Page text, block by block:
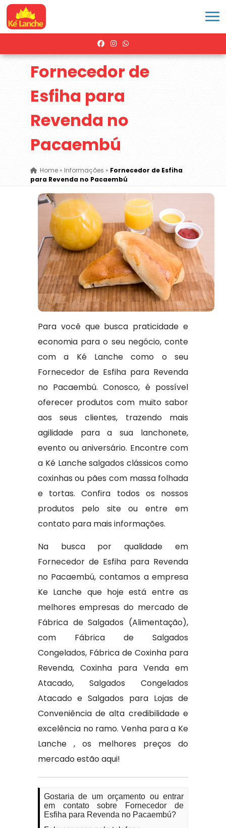
Fornecedor de
Esfiha para
Revenda no
Pacaembú
Home» Informações » Fornecedor de Esfiha
para Revenda no Pacaembú
Para você que busca praticidade e
economia para o seu negócio, conte
com a Ké Lanche como o seu
Fornecedor de Esfiha para Revenda
no Pacaembú. Conosco, é possível
oferecer produtos com muito sabor
aos seus clientes, trazendo mais
agilidade para a sua lanchonete,
evento ou aniversário. Encontre com
a Ké Lanche salgados clássicos como
coxinhas ou pães com massa folhada
e tortas. Confira todos os nossos
produtos pelo site ou entre em
contato para mais informações.
Na busca por qualidade em
Fornecedor de Esfiha para Revenda
no Pacaembú, contamos a empresa
Ke Lanche que hoje está entre as
melhores empresas do mercado de
Fábrica de Salgados (Alimentação),
com Fábrica de Salgados
Congelados, Fábrica de Coxinha para
Revenda, Coxinha para Venda em
Atacado, Salgados Congelados
Atacado e Salgados para Lojas de
Conveniência de alta credibilidade e
excelência no ramo. Venha para a Ke
Lanche , os melhores preços do
mercado estão aqui!
Gostaria de um orçamento ou entrar
em contato sobre Fornecedor de
Esfiha para Revenda no Pacaembú?